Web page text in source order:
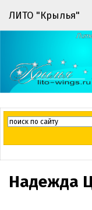
ЛИТО "Крылья"
Надежда